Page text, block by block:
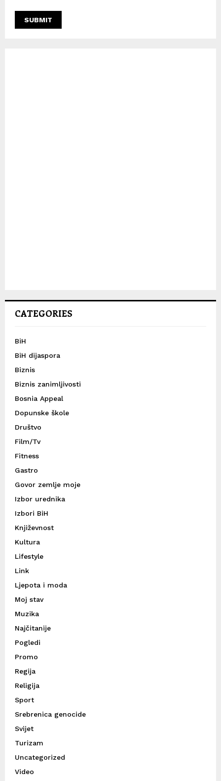
CATEGORIES
BiH
BiH dijaspora
Biznis
Biznis zanimljivosti
Bosnia Appeal
Dopunske škole
Društvo
Film/Tv
Fitness
Gastro
Govor zemlje moje
Izbor urednika
Izbori BiH
Književnost
Kultura
Lifestyle
Link
Ljepota i moda
Moj stav
Muzika
Najčitanije
Pogledi
Promo
Regija
Religija
Sport
Srebrenica genocide
Svijet
Turizam
Uncategorized
Video